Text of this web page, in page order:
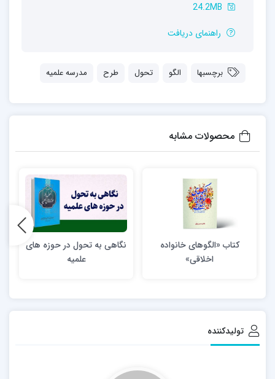
24.2MB
راهنمای دریافت
برچسبها الگو تحول طرح مدرسه علمیه
محصولات مشابه
کتاب «الگوهای خانواده
اخلاقی»
نگاهی به تحول در حوزه های
علمیه
تولیدکننده